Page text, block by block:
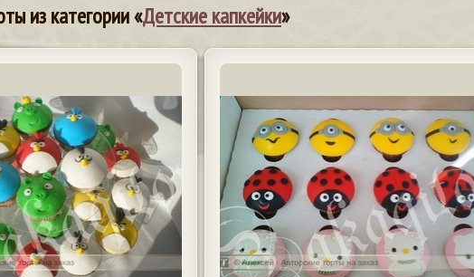
из категории «Детские капкейки»